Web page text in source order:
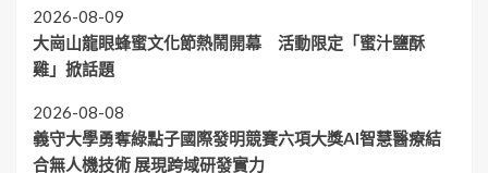
2026-08-09
大崗山龍眼蜂蜜文化節熱鬧開幕 活動限定「蜜汁鹽酥
雞」掀話題
2026-08-08
義守大學勇奪綠點子國際發明競賽六項大獎AI智慧醫療結
合無人機技術 展現跨域研發實力